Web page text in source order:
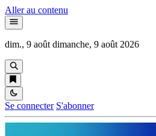
Aller au contenu
dim., 9 août dimanche, 9 août 2026
Se connecter S'abonner